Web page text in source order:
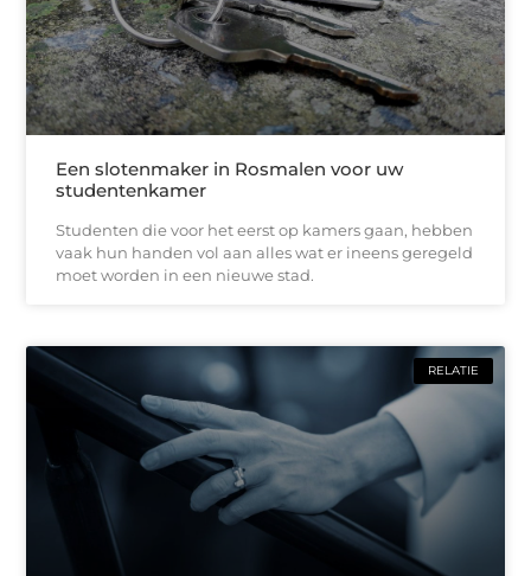
Een slotenmaker in Rosmalen voor uw
studentenkamer
Studenten die voor het eerst op kamers gaan, hebben
vaak hun handen vol aan alles wat er ineens geregeld
moet worden in een nieuwe stad.
RELATIE